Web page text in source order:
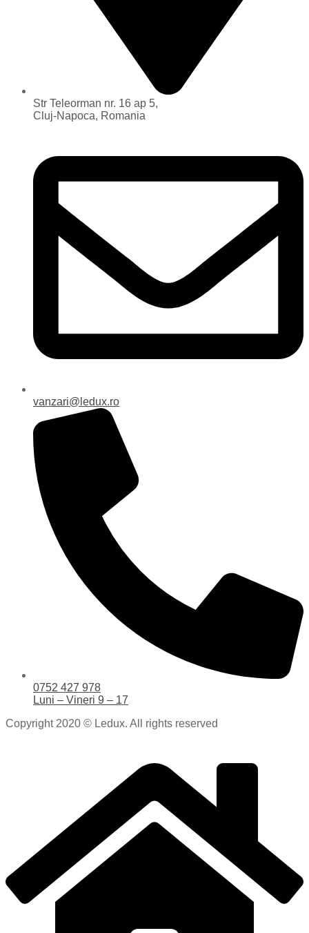
Str Teleorman nr. 16 ap 5,
Cluj-Napoca, Romania
vanzari@ledux.ro
0752 427 978
Luni – Vineri 9 – 17
Copyright 2020 © Ledux. All rights reserved